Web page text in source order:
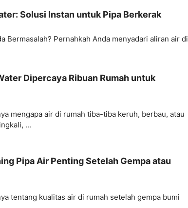
Solusi Instan untuk Pipa Berkerak
Bermasalah? Pernahkah Anda menyadari aliran air di
Dipercaya Ribuan Rumah untuk
mengapa air di rumah tiba-tiba keruh, berbau, atau
...
Pipa Air Penting Setelah Gempa atau
tentang kualitas air di rumah setelah gempa bumi